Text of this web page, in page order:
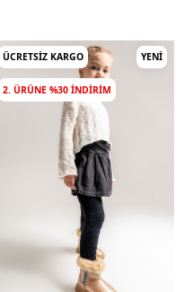
ÜCRETSIZ KARGO YENI
2. ÜRÜNE %30 INDIRIM